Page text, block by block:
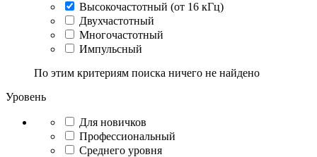
Высокочастотный (от 16 кГц)
Двухчастотный
Многочастотный
Импульсный
По этим критериям поиска ничего не найдено
Уровень
Для новичков
Профессиональный
Среднего уровня